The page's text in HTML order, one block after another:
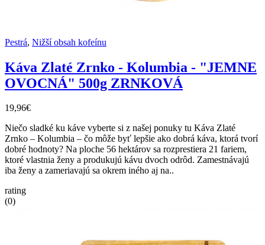
Pestrá, Nižší obsah kofeínu
Káva Zlaté Zrnko - Kolumbia - "JEMNE
OVOCNÁ" 500g ZRNKOVÁ
19,96€
Niečo sladké ku káve vyberte si z našej ponuky tu Káva Zlaté
Zrnko – Kolumbia – čo môže byť lepšie ako dobrá káva, ktorá tvorí
dobré hodnoty? Na ploche 56 hektárov sa rozprestiera 21 fariem,
ktoré vlastnia ženy a produkujú kávu dvoch odrôd. Zamestnávajú
iba ženy a zameriavajú sa okrem iného aj na..
rating
(0)